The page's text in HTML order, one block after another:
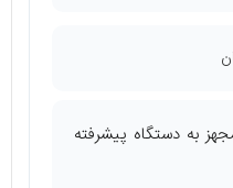
به دستگاه پیشرفته